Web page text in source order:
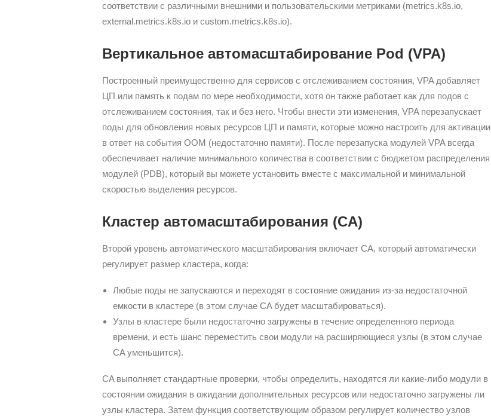
соответствии с различными внешними и пользовательскими метриками (metrics.k8s.io,
external.metrics.k8s.io и custom.metrics.k8s.io).
Вертикальное автомасштабирование Pod (VPA)
Построенный преимущественно для сервисов с отслеживанием состояния, VPA добавляет
ЦП или память к подам по мере необходимости, хотя он также работает как для подов с
отслеживанием состояния, так и без него. Чтобы внести эти изменения, VPA перезапускает
поды для обновления новых ресурсов ЦП и памяти, которые можно настроить для активации
в ответ на события OOM (недостаточно памяти). После перезапуска модулей VPA всегда
обеспечивает наличие минимального количества в соответствии с бюджетом распределения
модулей (PDB), который вы можете установить вместе с максимальной и минимальной
скоростью выделения ресурсов.
Кластер автомасштабирования (CA)
Второй уровень автоматического масштабирования включает CA, который автоматически
регулирует размер кластера, когда:
Любые поды не запускаются и переходят в состояние ожидания из-за недостаточной
емкости в кластере (в этом случае CA будет масштабироваться).
Узлы в кластере были недостаточно загружены в течение определенного периода
времени, и есть шанс переместить свои модули на расширяющиеся узлы (в этом случае
CA уменьшится).
CA выполняет стандартные проверки, чтобы определить, находятся ли какие-либо модули в
состоянии ожидания в ожидании дополнительных ресурсов или недостаточно загружены ли
узлы кластера. Затем функция соответствующим образом регулирует количество узлов